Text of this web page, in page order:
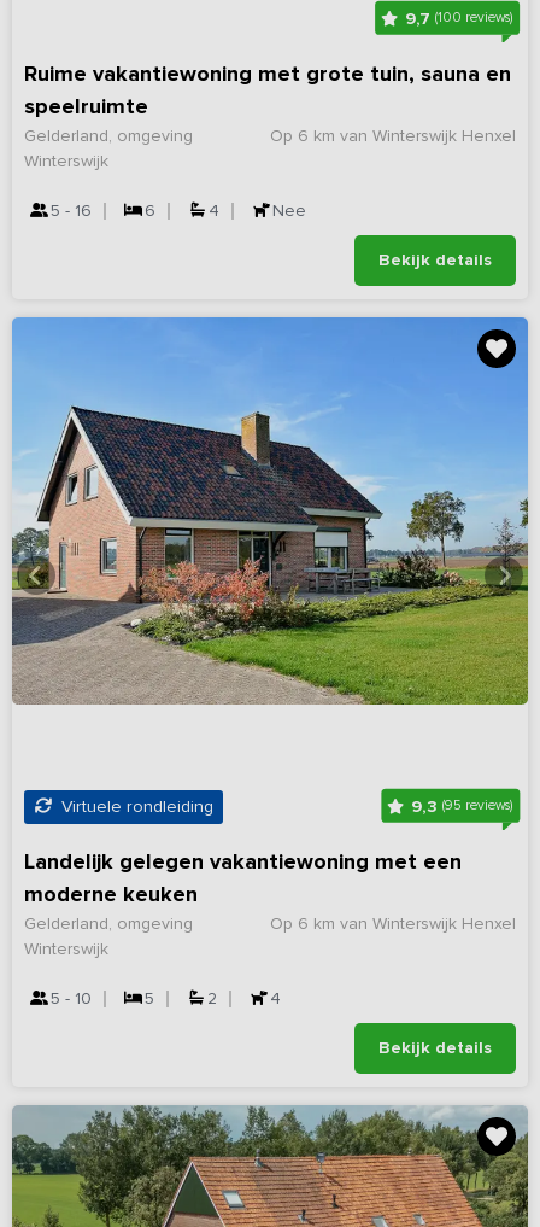
9,7 (100 reviews)
Ruime vakantiewoning met grote tuin, sauna en
speelruimte
Op 6 km van Winterswijk Henxel
Gelderland, omgeving
Winterswijk
5 - 16 6 4 Nee
Bekijk details
Virtuele rondleiding 9,3 (95 reviews)
Landelijk gelegen vakantiewoning met een
moderne keuken
Op 6 km van Winterswijk Henxel
Gelderland, omgeving
Winterswijk
5 - 10 5 2 4
Bekijk details